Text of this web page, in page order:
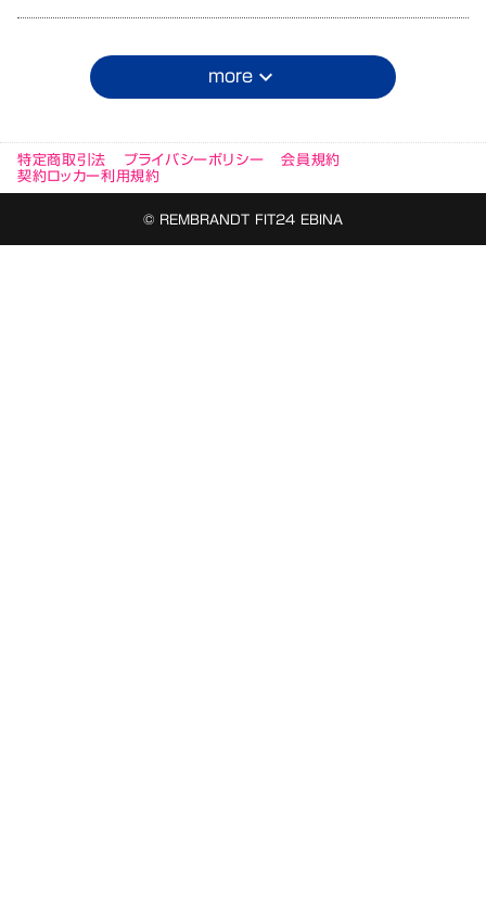
morekeyboard_arrow_down
特定商取引法 プライバシーポリシー 会員規約
契約ロッカー利用規約
© REMBRANDT FIT24 EBINA